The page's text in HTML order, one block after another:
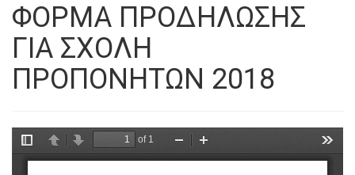
ΦΟΡΜΑ ΠΡΟΔΗΛΩΣΗΣ
ΓΙΑ ΣΧΟΛΗ
ΠΡΟΠΟΝΗΤΩΝ 2018